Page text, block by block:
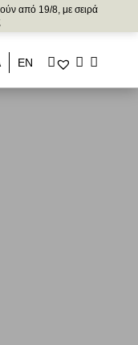
από 19/8, με σειρά
ΕΝ